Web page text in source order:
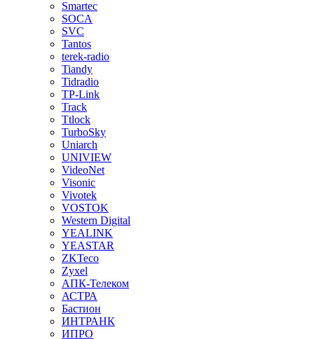
Smartec
SOCA
SVC
Tantos
terek-radio
Tiandy
Tidradio
TP-Link
Track
Ttlock
TurboSky
Uniarch
UNIVIEW
VideoNet
Visonic
Vivotek
VOSTOK
Western Digital
YEALINK
YEASTAR
ZKTeco
Zyxel
АПК-Телеком
АСТРА
Бастион
ИНТРАНК
ИПРО